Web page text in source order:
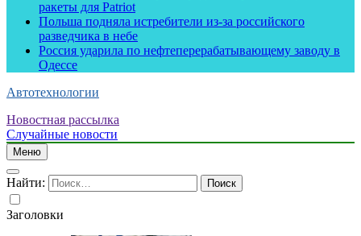
ракеты для Patriot
Польша подняла истребители из-за российского
разведчика в небе
Россия ударила по нефтеперерабатывающему заводу в
Одессе
Автотехнологии
Новостная рассылка
Случайные новости
Меню
Найти:
Заголовки